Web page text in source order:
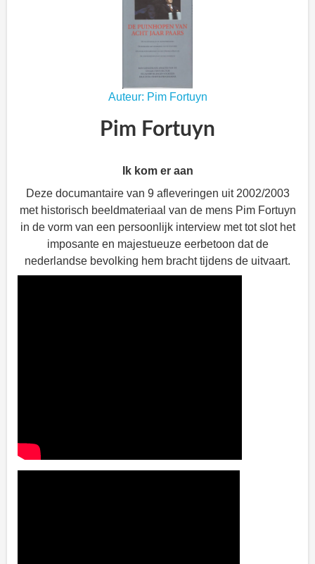
Auteur: Pim Fortuyn
Pim Fortuyn
Ik kom er aan
Deze documantaire van 9 afleveringen uit 2002/2003
met historisch beeldmateriaal van de mens Pim Fortuyn
in de vorm van een persoonlijk interview met tot slot het
imposante en majestueuze eerbetoon dat de
nederlandse bevolking hem bracht tijdens de uitvaart.